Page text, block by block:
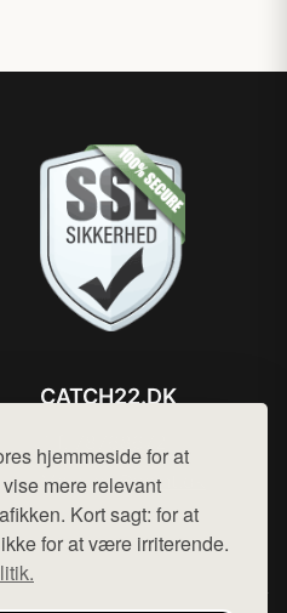
hjemmeside for at
mere relevant
Kort sagt: for at
for at være irriterende.
CATCH22.DK
Mail: hej@want.dk
Cookie- og privatlivspolitik